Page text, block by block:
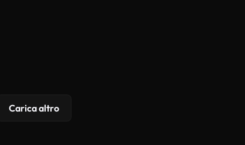
Carica altro